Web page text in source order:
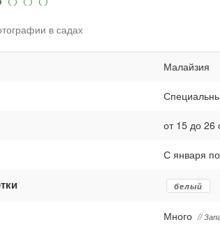
в садах
Малайзия
от 15 до 26
С января
белый
Много //